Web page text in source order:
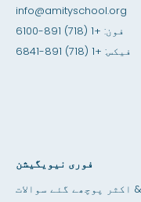
info@amityschool.org
فون: +1 (718) 891-6100
فیکس: +1 (718) 891-6841
فوری نیویگیشن
اکثر پوچھے گئے سوالات